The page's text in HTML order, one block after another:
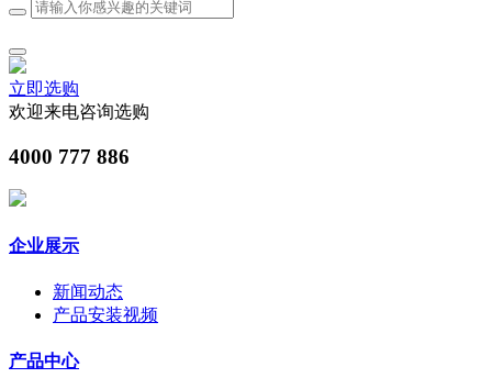
立即选购
欢迎来电咨询选购
4000 777 886
企业展示
新闻动态
产品安装视频
产品中心